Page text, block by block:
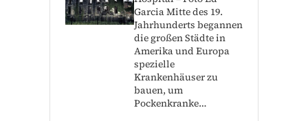
Garcia Mitte des 19.
Jahrhunderts begannen
die großen Städte in
Amerika und Europa
spezielle
Krankenhäuser zu
bauen, um
Pockenkranke…